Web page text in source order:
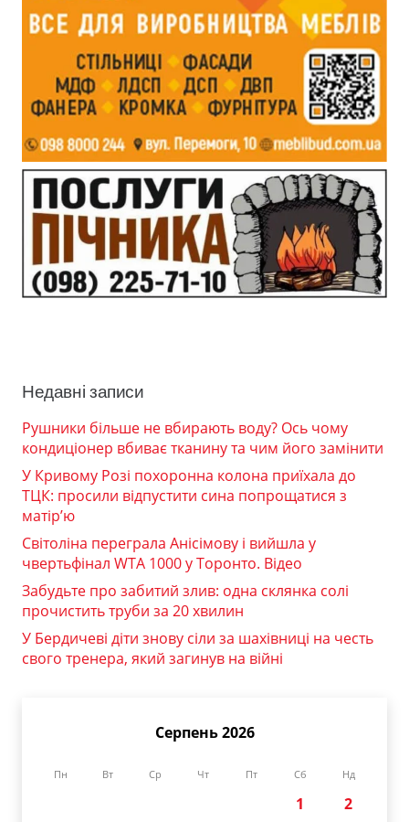
Недавні записи
Рушники більше не вбирають воду? Ось чому
кондиціонер вбиває тканину та чим його замінити
У Кривому Розі похоронна колона приїхала до
ТЦК: просили відпустити сина попрощатися з
матір’ю
Світоліна переграла Анісімову і вийшла у
чвертьфінал WTA 1000 у Торонто. Відео
Забудьте про забитий злив: одна склянка солі
прочистить труби за 20 хвилин
У Бердичеві діти знову сіли за шахівниці на честь
свого тренера, який загинув на війні
Серпень 2026
Пн Вт Ср Чт Пт Сб Нд
1
2